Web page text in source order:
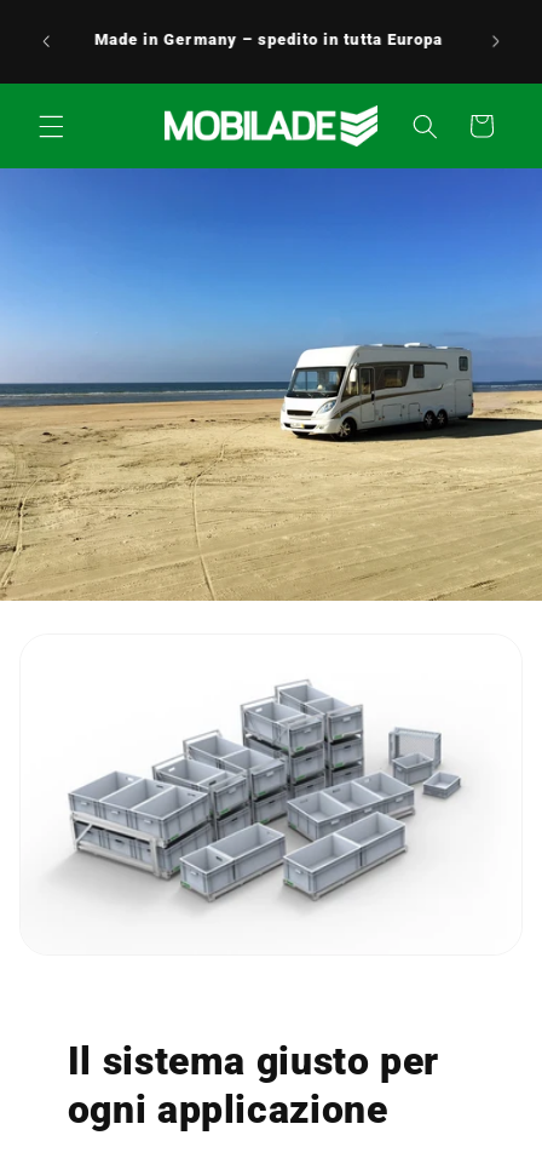
direttamente
ai contenutisiamo sempre disponibili e felici di aiutarti!
Carrello
Il sistema giusto per
ogni applicazione